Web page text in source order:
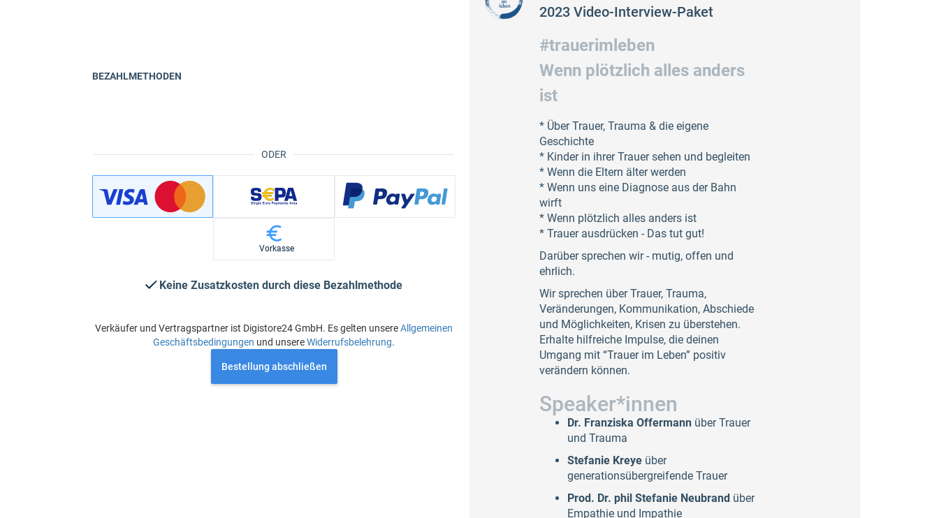
ODER
BEZAHLMETHODEN
Vorkasse
Keine Zusatzkosten durch diese Bezahlmethode
Verkäufer und Vertragspartner ist Digistore24 GmbH. Es gelten unsereAllgemeinen
Geschäftsbedingungen und unsereWiderrufsbelehrung.
Bestellung abschließen
2023 Video-Interview-Paket
#trauerimleben
Wenn plötzlich alles anders
ist
* Über Trauer, Trauma & die eigene
Geschichte
* Kinder in ihrer Trauer sehen und begleiten​
* Wenn die Eltern älter werden​
* Wenn uns eine Diagnose aus der Bahn
wirft
* Wenn plötzlich alles anders ist​
* Trauer ausdrücken - Das tut gut!​
Darüber sprechen wir - mutig, offen und
ehrlich.
Wir sprechen über Trauer, Trauma,
Veränderungen, Kommunikation, Abschiede
und Möglichkeiten, Krisen zu überstehen.
Erhalte hilfreiche Impulse, die deinen
Umgang mit “Trauer im Leben” positiv
verändern können.
Speaker*innen
Dr. Franziska Offermann über Trauer
und Trauma
Stefanie Kreye über
generationsübergreifende Trauer
Prod. Dr. phil Stefanie Neubrand über
Empathie und Impathie